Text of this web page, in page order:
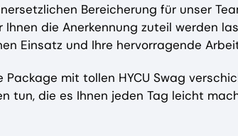
Bereicherung für unser
die Anerkennung zuteil werden
Einsatz und Ihre hervorragende
mit tollen HYCU Swag
tun, die es Ihnen jeden Tag leicht